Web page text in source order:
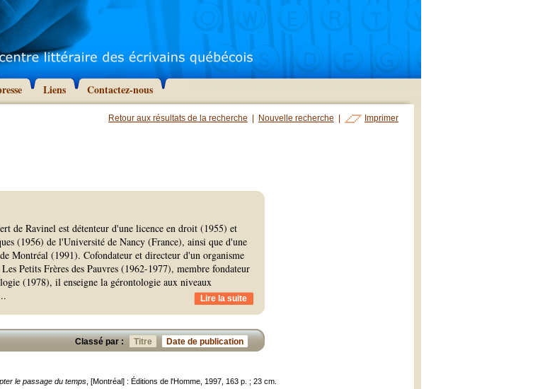
Liens Contactez-nous
Retour aux résultats de la recherche Nouvelle recherche Imprimer
de Ravinel est détenteur d'une licence en droit (1955) et
(1956) de l'Université de Nancy (France), ainsi que d'une
Montréal (1991). Cofondateur et directeur d'un organisme
Petits Frères des Pauvres (1962-1977), membre fondateur
(1978), il enseigne la gérontologie aux niveaux
Lire la suite
Classé par : Titre Date de publication
le passage du temps , [Montréal] : Éditions de l'Homme, 1997, 163 p. ; 23 cm.